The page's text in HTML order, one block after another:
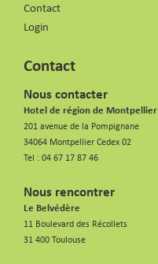
Contact
Login
Contact
Nous contacter
Hotel de région de Montpellier
201 avenue de la Pompignane
34064 Montpellier Cedex 02
Tel : 04 67 17 87 46
Nous rencontrer
Le Belvédère
11 Boulevard des Récollets
31 400 Toulouse